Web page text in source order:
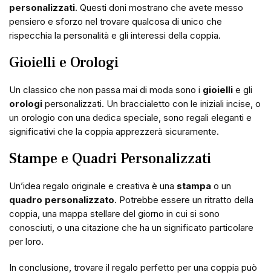
personalizzati. Questi doni mostrano che avete messo
pensiero e sforzo nel trovare qualcosa di unico che
rispecchia la personalità e gli interessi della coppia.
Gioielli e Orologi
Un classico che non passa mai di moda sono i gioielli e gli
orologi personalizzati. Un braccialetto con le iniziali incise, o
un orologio con una dedica speciale, sono regali eleganti e
significativi che la coppia apprezzerà sicuramente.
Stampe e Quadri Personalizzati
Un’idea regalo originale e creativa è una stampa o un
quadro personalizzato. Potrebbe essere un ritratto della
coppia, una mappa stellare del giorno in cui si sono
conosciuti, o una citazione che ha un significato particolare
per loro.
In conclusione, trovare il regalo perfetto per una coppia può